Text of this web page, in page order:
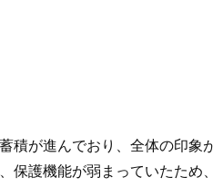
積が進んでおり、全体の印象
保護機能が弱まっていたため